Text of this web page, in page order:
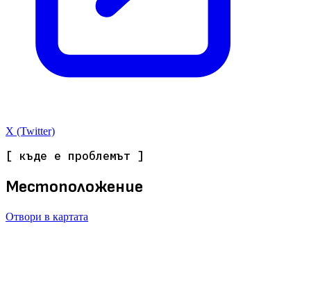
X (Twitter)
[ къде е проблемът ]
Местоположение
Отвори в картата